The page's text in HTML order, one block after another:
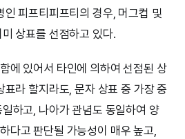
인 피프티피프티의 경우, 머그컵 및
상표를 선점하고 있다.
에 있어서 타인에 의하여 선점된 상
라 할지라도, 문자 상표 중 가장 중
하고, 나아가 관념도 동일하여 양
다고 판단될 가능성이 매우 높고,